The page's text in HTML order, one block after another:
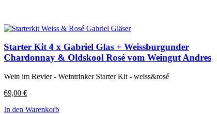
Starter Kit 4 x Gabriel Glas + Weissburgunder
Chardonnay & Oldskool Rosé vom Weingut Andres
Wein im Revier - Weintrinker Starter Kit - weiss&rosé
69,00 €
In den Warenkorb